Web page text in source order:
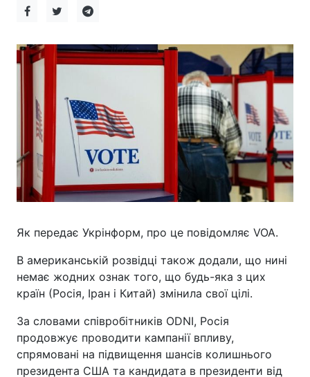
Як передає Укрінформ, про це повідомляє VOA.
В американській розвідці також додали, що нині
немає жодних ознак того, що будь-яка з цих
країн (Росія, Іран і Китай) змінила свої цілі.
За словами співробітників ODNI, Росія
продовжує проводити кампанії впливу,
спрямовані на підвищення шансів колишнього
президента США та кандидата в президенти від